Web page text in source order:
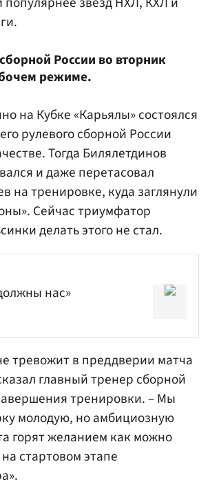
России во вторник
режиме.
на Кубке «Карьялы» состоялся
рулевого сборной России
Тогда Билялетдинов
и даже перетасовал
на тренировке, куда заглянули
Сейчас триумфатор
делать этого не стал.
нас»
тревожит в преддверии матча
главный тренер сборной
тренировки. – Мы
молодую, но амбициозную
горят желанием как можно
стартовом этапе